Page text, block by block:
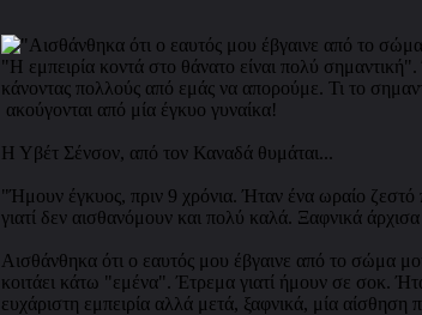
"Η εμπειρία κοντά στο θάνατο είναι πολύ
κάνοντας πολλούς από εμάς να απορούμε. Τι το
ακούγονται από μία έγκυο γυναίκα!
Η Υβέτ Σένσον, από τον Καναδά θυμάται...
"Ήμουν έγκυος, πριν 9 χρόνια. Ήταν ένα ωραίο
γιατί δεν αισθανόμουν και πολύ καλά. Ξαφνικά
Αισθάνθηκα ότι ο εαυτός μου έβγαινε από το σώμα
κοιτάει κάτω "εμένα". Έτρεμα γιατί ήμουν σε σοκ.
ευχάριστη εμπειρία αλλά μετά, ξαφνικά, μία